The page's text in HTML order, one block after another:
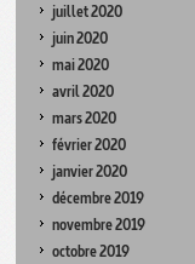
juillet 2020
juin 2020
mai 2020
avril 2020
mars 2020
février 2020
janvier 2020
décembre 2019
novembre 2019
octobre 2019